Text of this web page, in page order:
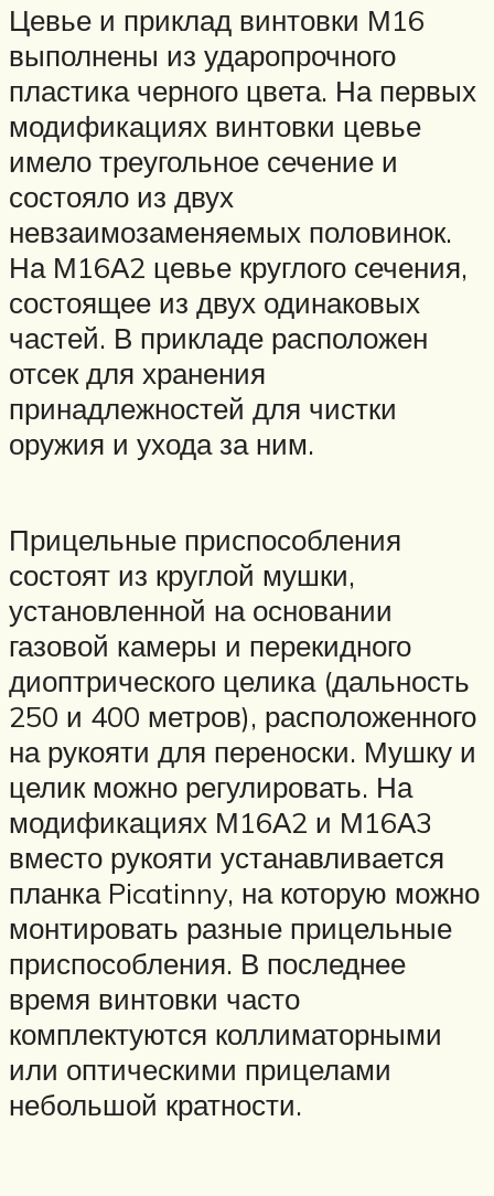
Цевье и приклад винтовки М16
выполнены из ударопрочного
пластика черного цвета. На первых
модификациях винтовки цевье
имело треугольное сечение и
состояло из двух
невзаимозаменяемых половинок.
На М16А2 цевье круглого сечения,
состоящее из двух одинаковых
частей. В прикладе расположен
отсек для хранения
принадлежностей для чистки
оружия и ухода за ним.
Прицельные приспособления
состоят из круглой мушки,
установленной на основании
газовой камеры и перекидного
диоптрического целика (дальность
250 и 400 метров), расположенного
на рукояти для переноски. Мушку и
целик можно регулировать. На
модификациях М16А2 и М16А3
вместо рукояти устанавливается
планка Picatinny, на которую можно
монтировать разные прицельные
приспособления. В последнее
время винтовки часто
комплектуются коллиматорными
или оптическими прицелами
небольшой кратности.